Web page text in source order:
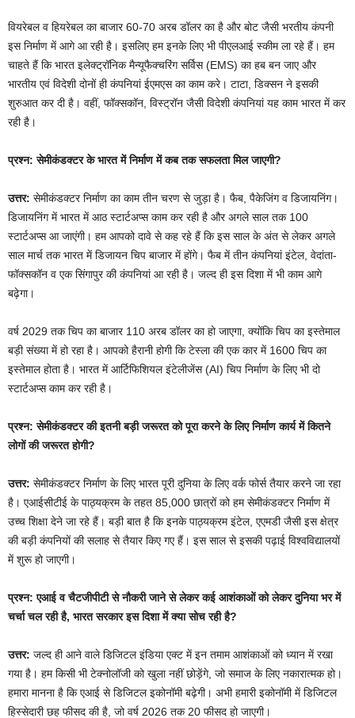
वियरेबल व हियरेबल का बाजार 60-70 अरब डॉलर का है और बोट जैसी भरतीय कंपनी
इस निर्माण में आगे आ रही है। इसलिए हम इनके लिए भी पीएलआई स्कीम ला रहे हैं। हम
चाहते हैं कि भारत इलेक्ट्रॉनिक मैन्यूफैक्चरिंग सर्विस (EMS) का हब बन जाए और
भारतीय एवं विदेशी दोनों ही कंपनियां ईएमएस का काम करे। टाटा, डिक्सन ने इसकी
शुरुआत कर दी है। वहीं, फॉक्सकॉन, विस्ट्रॉन जैसी विदेशी कंपनियां यह काम भारत में कर
रही है।
प्रश्न: सेमीकंडक्टर के भारत में निर्माण में कब तक सफलता मिल जाएगी?
उत्तर: सेमीकंडक्टर निर्माण का काम तीन चरण से जुड़ा है। फैब, पैकेजिंग व डिजायनिंग।
डिजायनिंग में भारत में आठ स्टार्टअप्स काम कर रही है और अगले साल तक 100
स्टार्टअप्स आ जाएंगी। हम आपको दावे से कह रहे हैं कि इस साल के अंत से लेकर अगले
साल मार्च तक भारत में डिजायन चिप बाजार में होंगे। फैब में तीन कंपनियां इंटेल, वेदांता-
फॉक्सकॉन व एक सिंगापुर की कंपनियां आ रही है। जल्द ही इस दिशा में भी काम आगे
बढ़ेगा।
वर्ष 2029 तक चिप का बाजार 110 अरब डॉलर का हो जाएगा, क्योंकि चिप का इस्तेमाल
बड़ी संख्या में हो रहा है। आपको हैरानी होगी कि टेस्ला की एक कार में 1600 चिप का
इस्तेमाल होता है। भारत में आर्टिफिशियल इंटेलीजेंस (AI) चिप निर्माण के लिए भी दो
स्टार्टअप्स काम कर रही है।
प्रश्न: सेमीकंडक्टर की इतनी बड़ी जरूरत को पूरा करने के लिए निर्माण कार्य में कितने
लोगों की जरूरत होगी?
उत्तर: सेमीकंडक्टर निर्माण के लिए भारत पूरी दुनिया के लिए वर्क फोर्स तैयार करने जा रहा
है। एआईसीटीई के पाठ्यक्रम के तहत 85,000 छात्रों को हम सेमीकंडक्टर निर्माण में
उच्च शिक्षा देने जा रहे हैं। बड़ी बात है कि इनके पाठ्यक्रम इंटेल, एएमडी जैसी इस क्षेत्र
की बड़ी कंपनियों की सलाह से तैयार किए गए हैं। इस साल से इसकी पढ़ाई विश्वविद्यालयों
में शुरू हो जाएगी।
प्रश्न: एआई व चैटजीपीटी से नौकरी जाने से लेकर कई आशंकाओं को लेकर दुनिया भर में
चर्चा चल रही है, भारत सरकार इस दिशा में क्या सोच रही है?
उत्तर: जल्द ही आने वाले डिजिटल इंडिया एक्ट में इन तमाम आशंकाओं को ध्यान में रखा
गया है। हम किसी भी टेक्नोलॉजी को खुला नहीं छोड़ेंगे, जो समाज के लिए नकारात्मक हो।
हमारा मानना है कि एआई से डिजिटल इकोनॉमी बढ़ेगी। अभी हमारी इकोनॉमी में डिजिटल
हिस्सेदारी छह फीसद की है, जो वर्ष 2026 तक 20 फीसद हो जाएगी।